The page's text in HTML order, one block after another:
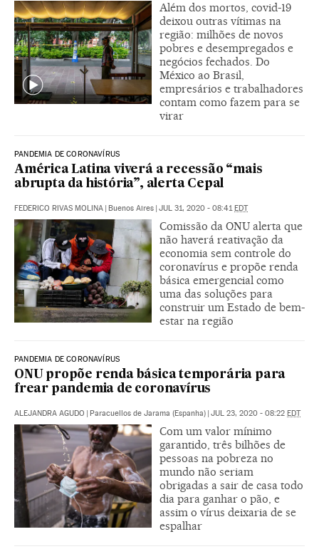
Além dos mortos, covid-19
deixou outras vítimas na
região: milhões de novos
pobres e desempregados e
negócios fechados. Do
México ao Brasil,
empresários e trabalhadores
contam como fazem para se
virar
PANDEMIA DE CORONAVÍRUS
América Latina viverá a recessão “mais
abrupta da história”, alerta Cepal
FEDERICO RIVAS MOLINA | Buenos Aires | JUL 31, 2020 - 08:41EDT
Comissão da ONU alerta que
não haverá reativação da
economia sem controle do
coronavírus e propõe renda
básica emergencial como
uma das soluções para
construir um Estado de bem-
estar na região
PANDEMIA DE CORONAVÍRUS
ONU propõe renda básica temporária para
frear pandemia de coronavírus
ALEJANDRA AGUDO | Paracuellos de Jarama (Espanha) | JUL 23, 2020 - 08:22 EDT
Com um valor mínimo
garantido, três bilhões de
pessoas na pobreza no
mundo não seriam
obrigadas a sair de casa todo
dia para ganhar o pão, e
assim o vírus deixaria de se
espalhar